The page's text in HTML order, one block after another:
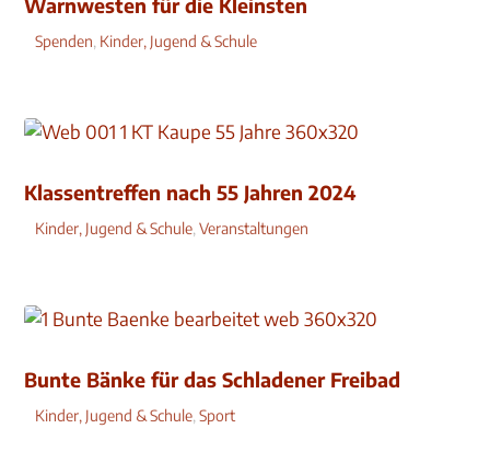
Spenden, Kinder, Jugend & Schule
Klassentreffen nach 55 Jahren 2024
Kinder, Jugend & Schule,Veranstaltungen
Bunte Bänke für das Schladener Freibad
Kinder, Jugend & Schule,Sport